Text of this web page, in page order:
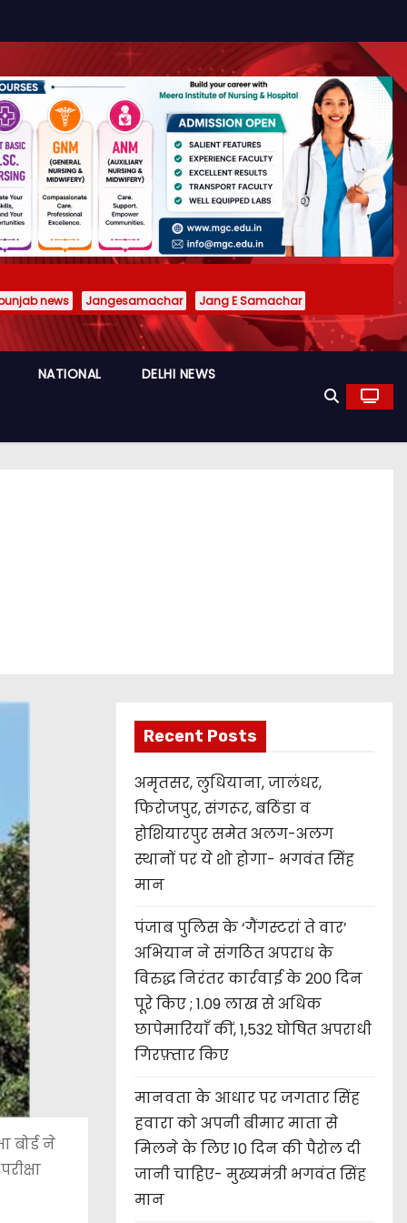
news Jangesamachar Jang E Samachar
NATIONAL DELHI NEWS
बोर्ड ने
Recent Posts
अमृतसर, लुधियाना, जालंधर,
फिरोजपुर, संगरूर, बठिंडा व
होशियारपुर समेत अलग-अलग
स्थानों पर ये शो होगा- भगवंत सिंह
मान
पंजाब पुलिस के ‘गैंगस्टरां ते वार’
अभियान ने संगठित अपराध के
विरुद्ध निरंतर कार्रवाई के 200 दिन
पूरे किए ; 1.09 लाख से अधिक
छापेमारियाँ कीं, 1,532 घोषित अपराधी
गिरफ़्तार किए
मानवता के आधार पर जगतार सिंह
हवारा को अपनी बीमार माता से
मिलने के लिए 10 दिन की पैरोल दी
जानी चाहिए- मुख्यमंत्री भगवंत सिंह
मान